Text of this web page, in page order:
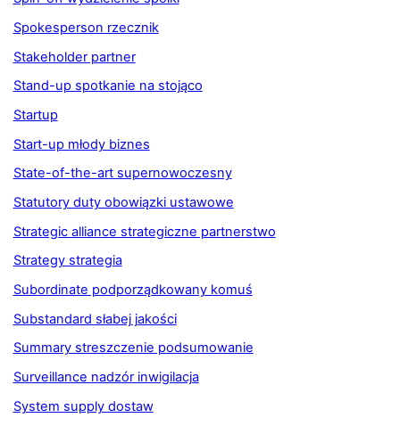
Spokesperson rzecznik
Stakeholder partner
Stand-up spotkanie na stojąco
Startup
Start-up młody biznes
State-of-the-art supernowoczesny
Statutory duty obowiązki ustawowe
Strategic alliance strategiczne partnerstwo
Strategy strategia
Subordinate podporządkowany komuś
Substandard słabej jakości
Summary streszczenie podsumowanie
Surveillance nadzór inwigilacja
System supply dostaw